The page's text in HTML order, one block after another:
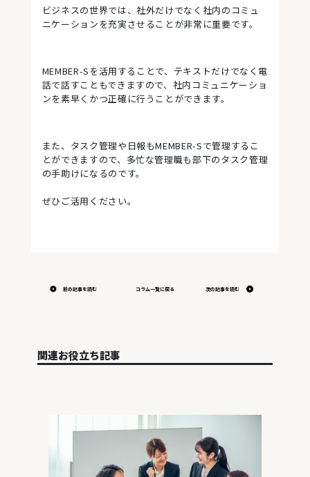
ビジネスの世界では、社外だけでなく社内のコミュ
ニケーションを充実させることが非常に重要です。
MEMBER-Sを活用することで、テキストだけでなく電
話で話すこともできますので、社内コミュニケーショ
ンを素早くかつ正確に行うことができます。
また、タスク管理や日報もMEMBER-Sで管理するこ
とができますので、多忙な管理職も部下のタスク管理
の手助けになるのです。
ぜひご活用ください。
前の記事を読む コラム一覧に戻る 次の記事を読む
関連お役立ち記事